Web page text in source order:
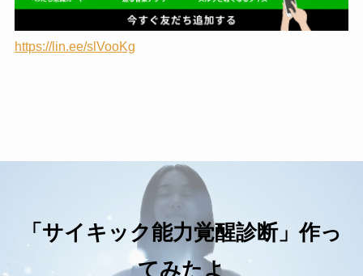
https://lin.ee/slVooKg
「サイキック能力覚醒診断」作っ
てみたよ